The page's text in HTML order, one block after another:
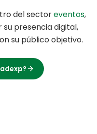
del sectoreventos,
presencia digital,
su público objetivo.
?